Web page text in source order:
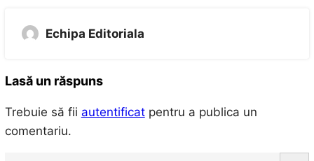
Echipa Editoriala
Lasă un răspuns
Trebuie să fii autentificatpentru a publica un
comentariu.